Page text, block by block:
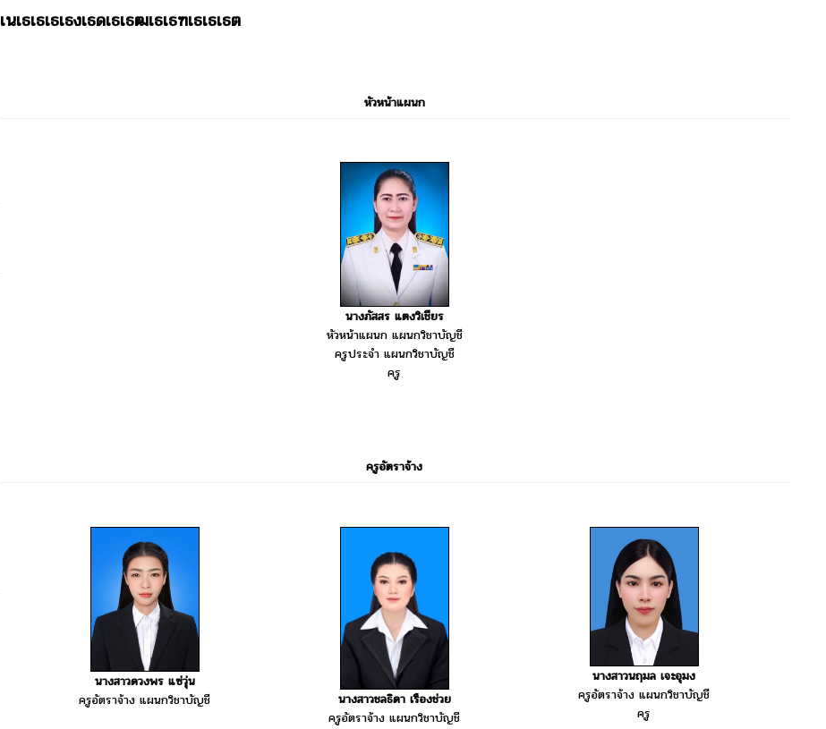
เนเธเธเธเธงเธดเธเธฒเธเธฑเธเธเธต
หัวหน้าแผนก
นางภัสสร แตงวิเชียร
หัวหน้าแผนก แผนกวิชาบัญชี
ครูประจำ แผนกวิชาบัญชี
ครู
ครูอัตราจ้าง
นางสาวดวงพร แซ่วุ่น
ครูอัตราจ้าง แผนกวิชาบัญชี
นางสาวชลธิดา เรืองช่วย
ครูอัตราจ้าง แผนกวิชาบัญชี
นางสาวนฤมล เจะอุมง
ครูอัตราจ้าง แผนกวิชาบัญชี
ครู